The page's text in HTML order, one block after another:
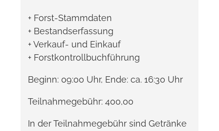
+ Forst-Stammdaten
+ Bestandserfassung
+ Verkauf- und Einkauf
+ Forstkontrollbuchführung
Beginn: 09:00 Uhr, Ende: ca. 16:30 Uhr
Teilnahmegebühr: 400,00
In der Teilnahmegebühr sind Getränke